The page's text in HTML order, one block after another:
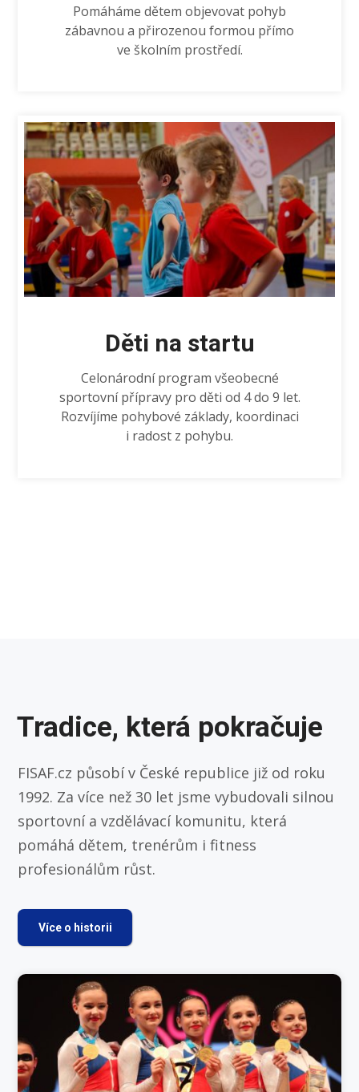
Pomáháme dětem objevovat pohyb
zábavnou a přirozenou formou přímo
ve školním prostředí.
Děti na startu
Celonárodní program všeobecné
sportovní přípravy pro děti od 4 do 9 let.
Rozvíjíme pohybové základy, koordinaci
i radost z pohybu.
Tradice, která pokračuje
FISAF.cz působí v České republice již od roku
1992. Za více než 30 let jsme vybudovali silnou
sportovní a vzdělávací komunitu, která
pomáhá dětem, trenérům i fitness
profesionálům růst.
Více o historii